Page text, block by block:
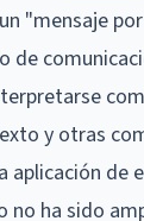
"mensaje
de
y otras
aplicación de
no ha sido